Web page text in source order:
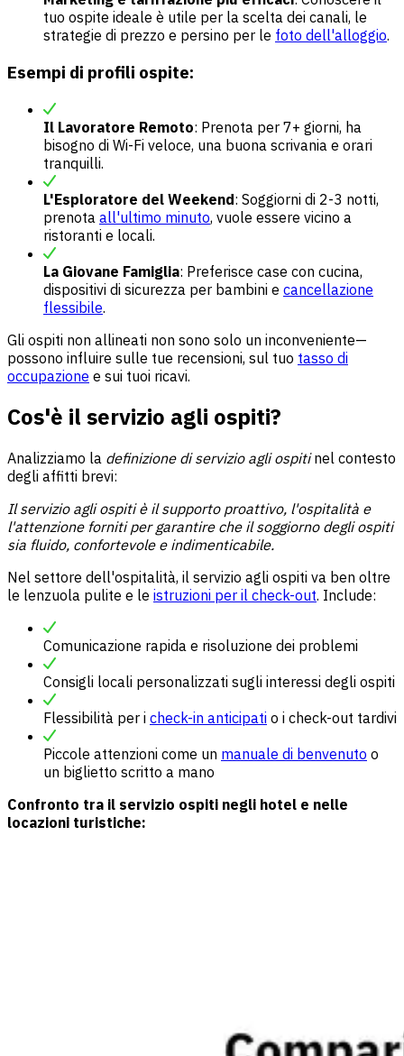
tuo ospite ideale è utile per la scelta dei canali, le
strategie di prezzo e persino per le foto dell'alloggio.
Esempi di profili ospite:
Il Lavoratore Remoto: Prenota per 7+ giorni, ha
bisogno di Wi-Fi veloce, una buona scrivania e orari
tranquilli.
L'Esploratore del Weekend: Soggiorni di 2-3 notti,
prenota all'ultimo minuto, vuole essere vicino a
ristoranti e locali.
La Giovane Famiglia: Preferisce case con cucina,
dispositivi di sicurezza per bambini e cancellazione
flessibile.
Gli ospiti non allineati non sono solo un inconveniente—
possono influire sulle tue recensioni, sul tuo tasso di
occupazione e sui tuoi ricavi.
Cos'è il servizio agli ospiti?
Analizziamo la definizione di servizio agli ospitinel contesto
degli affitti brevi:
Il servizio agli ospiti è il supporto proattivo, l'ospitalità e
l'attenzione forniti per garantire che il soggiorno degli ospiti
sia fluido, confortevole e indimenticabile.
Nel settore dell'ospitalità, il servizio agli ospiti va ben oltre
le lenzuola pulite e le istruzioni per il check-out. Include:
Comunicazione rapida e risoluzione dei problemi
Consigli locali personalizzati sugli interessi degli ospiti
Flessibilità per i check-in anticipati o i check-out tardivi
Piccole attenzioni come un manuale di benvenuto o
un biglietto scritto a mano
Confronto tra il servizio ospiti negli hotel e nelle
locazioni turistiche: